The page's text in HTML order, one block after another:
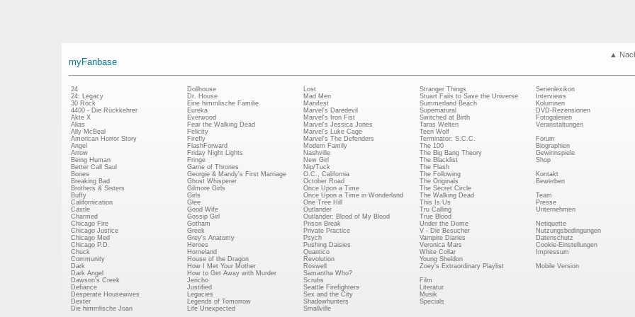
▲
myFanbase
24
24: Legacy
30 Rock
4400 - Die Rückkehrer
Akte X
Alias
Ally McBeal
American Horror Story
Angel
Arrow
Being Human
Better Call Saul
Bones
Breaking Bad
Brothers & Sisters
Buffy
Californication
Castle
Charmed
Chicago Fire
Chicago Justice
Chicago Med
Chicago P.D.
Chuck
Community
Dark
Dark Angel
Dawson's Creek
Defiance
Desperate Housewives
Dexter
Die himmlische Joan
Dollhouse
Dr. House
Eine himmlische Familie
Eureka
Everwood
Fear the Walking Dead
Felicity
Firefly
FlashForward
Friday Night Lights
Fringe
Game of Thrones
Georgie & Mandy's First Marriage
Ghost Whisperer
Gilmore Girls
Girls
Glee
Good Wife
Gossip Girl
Gotham
Greek
Grey's Anatomy
Heroes
Homeland
House of the Dragon
How I Met Your Mother
How to Get Away with Murder
Jericho
Justified
Legacies
Legends of Tomorrow
Life Unexpected
Lost
Mad Men
Manifest
Marvel's Daredevil
Marvel's Iron Fist
Marvel's Jessica Jones
Marvel's Luke Cage
Marvel's The Defenders
Modern Family
Nashville
New Girl
Nip/Tuck
O.C., California
October Road
Once Upon a Time
Once Upon a Time in Wonderland
One Tree Hill
Outlander
Outlander: Blood of My Blood
Prison Break
Private Practice
Psych
Pushing Daisies
Quantico
Revolution
Roswell
Samantha Who?
Scrubs
Seattle Firefighters
Sex and the City
Shadowhunters
Smallville
Stranger Things
Stuart Fails to Save the Universe
Summerland Beach
Supernatural
Switched at Birth
Taras Welten
Teen Wolf
Terminator: S.C.C.
The 100
The Big Bang Theory
The Blacklist
The Flash
The Following
The Originals
The Secret Circle
The Walking Dead
This Is Us
Tru Calling
True Blood
Under the Dome
V - Die Besucher
Vampire Diaries
Veronica Mars
White Collar
Young Sheldon
Zoey's Extraordinary Playlist
Film
Literatur
Musik
Specials
Serienlexikon
Interviews
Kolumnen
DVD-Rezensionen
Fotogalerien
Veranstaltungen
Forum
Biographien
Gewinnspiele
Shop
Kontakt
Bewerben
Team
Presse
Unternehmen
Netiquette
Nutzungsbedingungen
Datenschutz
Cookie-Einstellungen
Impressum
Mobile Version